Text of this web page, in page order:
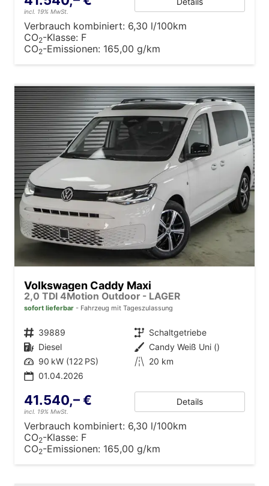
incl. 19% MwSt.
Verbrauch kombiniert: 6,30 l/100km
CO2-Klasse: F
CO2-Emissionen: 165,00 g/km
Volkswagen Caddy Maxi
2,0 TDI 4Motion Outdoor - LAGER
sofort lieferbar Fahrzeug mit Tageszulassung
Fahrzeugnr. 39889 Getriebe Schaltgetriebe
Kraftstoff Diesel Außenfarbe Candy Weiß Uni ()
Leistung 90 kW (122 PS) Kilometerstand 20 km
01.04.2026
41.540,– €
incl. 19% MwSt.
Details
Verbrauch kombiniert: 6,30 l/100km
CO2-Klasse: F
CO2-Emissionen: 165,00 g/km